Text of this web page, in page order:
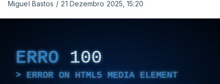
Miguel Bastos / 21 Dezembro 2025, 15:20
ERRO 100
ERROR ON HTML5 MEDIA ELEMENT